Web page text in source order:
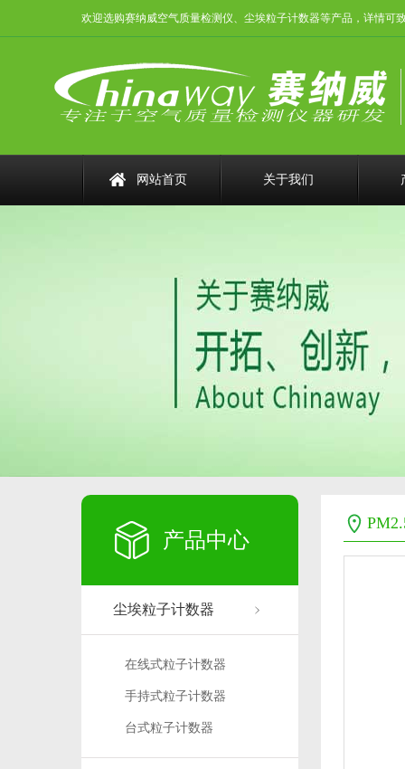
欢迎选购赛纳威空气质量检测仪、尘埃粒子计数器等产品，详情可
网站首页 关于我们
产品中心
尘埃粒子计数器
在线式粒子计数器
手持式粒子计数器
台式粒子计数器